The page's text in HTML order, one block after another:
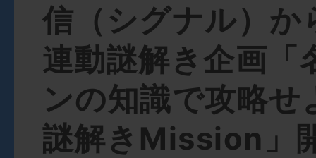
信（シグナル）か
連動謎解き企画「
ンの知識で攻略せ
謎解きMission」